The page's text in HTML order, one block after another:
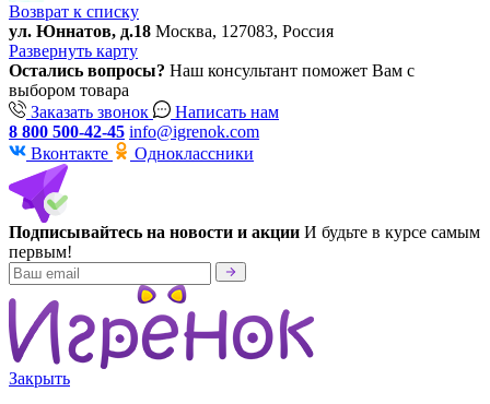
Возврат к списку
ул. Юннатов, д.18 Москва, 127083, Россия
Развернуть карту
Остались вопросы? Наш консультант поможет Вам с
выбором товара
Заказать звонок
Написать нам
8 800 500-42-45 info@igrenok.com
Вконтакте
Одноклассники
Подписывайтесь на новости и акции И будьте в курсе самым
первым!
Закрыть